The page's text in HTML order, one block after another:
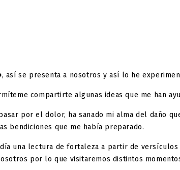
, así se presenta a nosotros y así lo he
compartirte algunas ideas que me han
por el dolor, ha sanado mi alma del daño
bendiciones que me había preparado.
una lectura de fortaleza a partir de
por lo que visitaremos distintos